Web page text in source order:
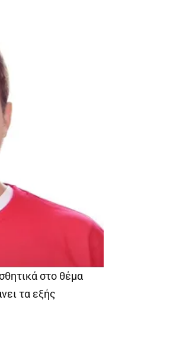
στο θέμα
τα εξής